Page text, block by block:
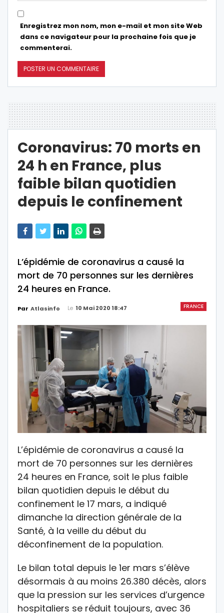
Enregistrez mon nom, mon e-mail et mon site Web
dans ce navigateur pour la prochaine fois que je
commenterai.
Coronavirus: 70 morts en
24 h en France, plus
faible bilan quotidien
depuis le confinement
L’épidémie de coronavirus a causé la
mort de 70 personnes sur les dernières
24 heures en France.
FRANCE
Par Atlasinfo Le 10 Mai 2020 18:47
L’épidémie de coronavirus a causé la
mort de 70 personnes sur les dernières
24 heures en France, soit le plus faible
bilan quotidien depuis le début du
confinement le 17 mars, a indiqué
dimanche la direction générale de la
Santé, à la veille du début du
déconfinement de la population.
Le bilan total depuis le 1er mars s’élève
désormais à au moins 26.380 décès, alors
que la pression sur les services d’urgence
hospitaliers se réduit toujours, avec 36